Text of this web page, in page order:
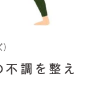
)
調を整え